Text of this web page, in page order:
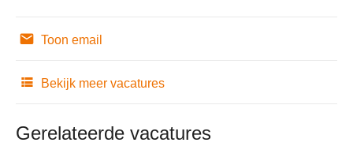
Toon email
Bekijk meer vacatures
Gerelateerde vacatures